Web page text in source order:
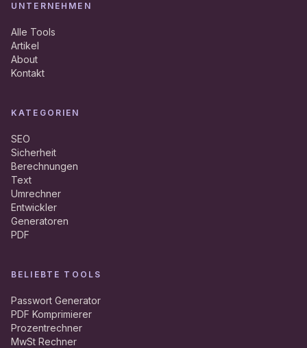
UNTERNEHMEN
Alle Tools
Artikel
About
Kontakt
KATEGORIEN
SEO
Sicherheit
Berechnungen
Text
Umrechner
Entwickler
Generatoren
PDF
BELIEBTE TOOLS
Passwort Generator
PDF Komprimierer
Prozentrechner
MwSt Rechner